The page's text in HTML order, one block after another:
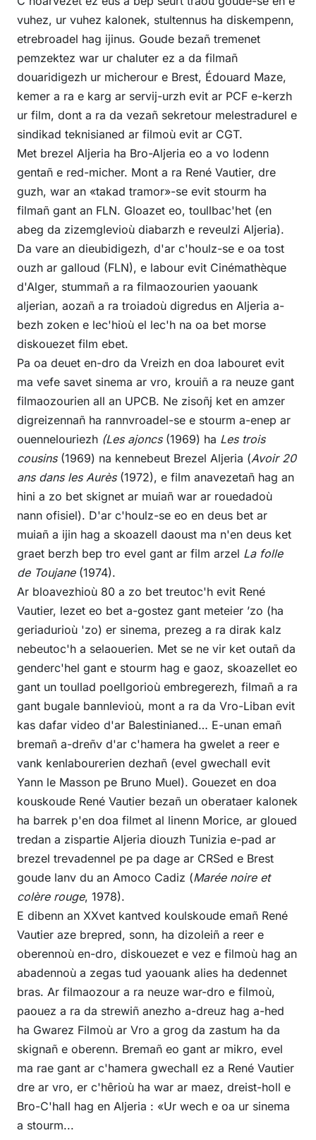
vuhez, ur vuhez kalonek, stultennus ha diskempenn,
etrebroadel hag ijinus. Goude bezañ tremenet
pemzektez war ur chaluter ez a da filmañ
douaridigezh ur micherour e Brest, Édouard Maze,
kemer a ra e karg ar servij-urzh evit ar PCF e-kerzh
ur film, dont a ra da vezañ sekretour melestradurel e
sindikad teknisianed ar filmoù evit ar CGT.
Met brezel Aljeria ha Bro-Aljeria eo a vo lodenn
gentañ e red-micher. Mont a ra René Vautier, dre
guzh, war an «takad tramor»-se evit stourm ha
filmañ gant an FLN. Gloazet eo, toullbac'het (en
abeg da zizemglevioù diabarzh e reveulzi Aljeria).
Da vare an dieubidigezh, d'ar c'houlz-se e oa tost
ouzh ar galloud (FLN), e labour evit Cinémathèque
d'Alger, stummañ a ra filmaozourien yaouank
aljerian, aozañ a ra troiadoù digredus en Aljeria a-
bezh zoken e lec'hioù el lec'h na oa bet morse
diskouezet film ebet.
Pa oa deuet en-dro da Vreizh en doa labouret evit
ma vefe savet sinema ar vro, krouiñ a ra neuze gant
filmaozourien all an UPCB. Ne zisoñj ket en amzer
digreizennañ ha rannvroadel-se e stourm a-enep ar
ouennelouriezh (Les ajoncs(1969) ha Les trois
cousins(1969) na kennebeut Brezel Aljeria (Avoir 20
ans dans les Aurès(1972), e film anavezetañ hag an
hini a zo bet skignet ar muiañ war ar rouedadoù
nann ofisiel). D'ar c'houlz-se eo en deus bet ar
muiañ a ijin hag a skoazell daoust ma n'en deus ket
graet berzh bep tro evel gant ar film arzel La folle
de Toujane(1974).
Ar bloavezhioù 80 a zo bet treutoc'h evit René
Vautier, lezet eo bet a-gostez gant meteier ’zo (ha
geriadurioù 'zo) er sinema, prezeg a ra dirak kalz
nebeutoc'h a selaouerien. Met se ne vir ket outañ da
genderc'hel gant e stourm hag e gaoz, skoazellet eo
gant un toullad poellgorioù embregerezh, filmañ a ra
gant bugale bannlevioù, mont a ra da Vro-Liban evit
kas dafar video d'ar Balestinianed… E-unan emañ
bremañ a-dreñv d'ar c'hamera ha gwelet a reer e
vank kenlabourerien dezhañ (evel gwechall evit
Yann le Masson pe Bruno Muel). Gouezet en doa
kouskoude René Vautier bezañ un oberataer kalonek
ha barrek p'en doa filmet al linenn Morice, ar gloued
tredan a zispartie Aljeria diouzh Tunizia e-pad ar
brezel trevadennel pe pa dage ar CRSed e Brest
goude lanv du an Amoco Cadiz (Marée noire et
colère rouge, 1978).
E dibenn an XXvet kantved koulskoude emañ René
Vautier aze brepred, sonn, ha dizoleiñ a reer e
oberennoù en-dro, diskouezet e vez e filmoù hag an
abadennoù a zegas tud yaouank alies ha dedennet
bras. Ar filmaozour a ra neuze war-dro e filmoù,
paouez a ra da strewiñ anezho a-dreuz hag a-hed
ha Gwarez Filmoù ar Vro a grog da zastum ha da
skignañ e oberenn. Bremañ eo gant ar mikro, evel
ma rae gant ar c'hamera gwechall ez a René Vautier
dre ar vro, er c'hêrioù ha war ar maez, dreist-holl e
Bro-C'hall hag en Aljeria : «Ur wech e oa ur sinema
a stourm...